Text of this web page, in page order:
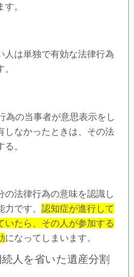
。
人は単独で有効な法律行為
の当事者が意思表示をし
しなかったときは、その法
。
の法律行為の意味を認識し
です。 認知症が進行して
いたら、その人が参加する
になってしまいます。
人を省いた遺産分割